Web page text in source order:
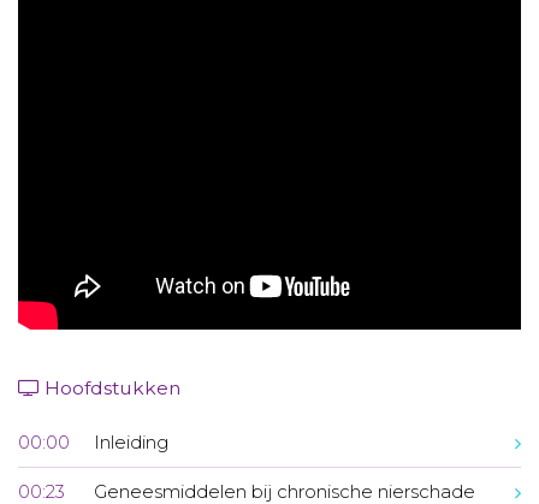
Hoofdstukken
00:00 Inleiding
00:23 Geneesmiddelen bij chronische nierschade